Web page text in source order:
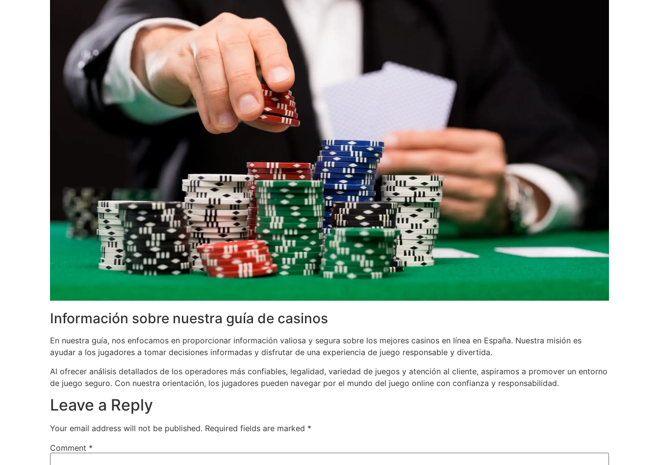
Información sobre nuestra guía de casinos
En nuestra guía, nos enfocamos en proporcionar información valiosa y segura sobre los mejores casinos en línea en España. Nuestra misión es
ayudar a los jugadores a tomar decisiones informadas y disfrutar de una experiencia de juego responsable y divertida.
Al ofrecer análisis detallados de los operadores más confiables, legalidad, variedad de juegos y atención al cliente, aspiramos a promover un entorno
de juego seguro. Con nuestra orientación, los jugadores pueden navegar por el mundo del juego online con confianza y responsabilidad.
Leave a Reply
Your email address will not be published. Required fields are marked *
Comment *